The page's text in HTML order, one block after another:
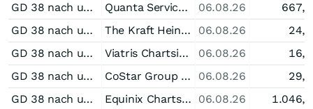
GD 38 nach unten durchkreuzt bei Quanta Services
Quanta Services Chartsignale 06.08.26
GD 38 nach unten durchkreuzt bei The Kraft Heinz Company
The Kraft Heinz Company Chartsignale 06.08.26
GD 38 nach unten durchkreuzt bei Viatris
Viatris Chartsignale 06.08.26
GD 38 nach unten durchkreuzt bei CoStar Group
CoStar Group Chartsignale 06.08.26
GD 38 nach unten durchkreuzt bei Equinix
Equinix Chartsignale 06.08.26